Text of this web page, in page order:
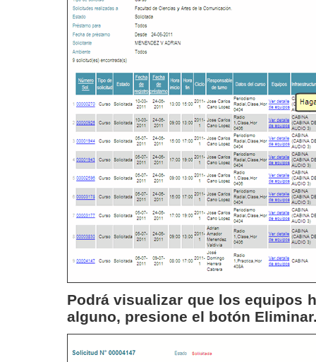
Podrá visualizar que los equipos
alguno, presione el botón